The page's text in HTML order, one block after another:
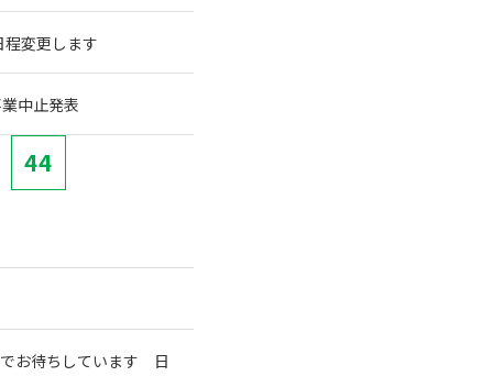
程変更します
中止発表
44
でお待ちしています 日